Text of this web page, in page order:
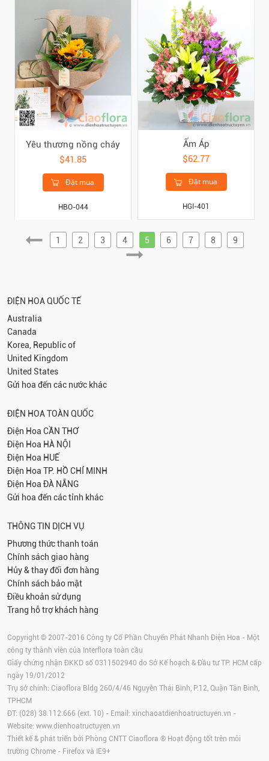
Yêu thương nồng cháy
$41.85
Đặt mua
HBO-044
Ấm Áp
$62.77
Đặt mua
HGI-401
1 2 3 4 5 6 7 8 9
ĐIỆN HOA QUỐC TẾ
Australia
Canada
Korea, Republic of
United Kingdom
United States
Gửi hoa đến các nước khác
ĐIỆN HOA TOÀN QUỐC
Điện Hoa CẦN THƠ
Điện Hoa HÀ NỘI
Điện Hoa HUẾ
Điện Hoa TP. HỒ CHÍ MINH
Điện Hoa ĐÀ NẴNG
Gửi hoa đến các tỉnh khác
THÔNG TIN DỊCH VỤ
Phương thức thanh toán
Chính sách giao hàng
Hủy & thay đổi đơn hàng
Chính sách bảo mật
Điều khoản sử dụng
Trang hỗ trợ khách hàng
Copyright © 2007-2016 Công ty Cổ Phần Chuyển Phát Nhanh Điện Hoa - Một
công ty thành viên của Interflora toàn cầu
Giấy chứng nhận ĐKKD số 0311502940 do Sở Kế hoạch & Đầu tư TP. HCM cấp
ngày 19/01/2012
Trụ sở chính: Ciaoflora Bldg 260/4/46 Nguyễn Thái Bình, P.12, Quận Tân Bình,
TPHCM
ĐT: (028) 38.112.666 (ext. 10) - Email: xinchaoatdienhoatructuyen.vn -
Website: www.dienhoatructuyen.vn
Thiết kế & phát triển bởi Phòng CNTT Ciaoflora ® Hoạt động tốt trên môi
trường Chrome - Firefox và IE9+